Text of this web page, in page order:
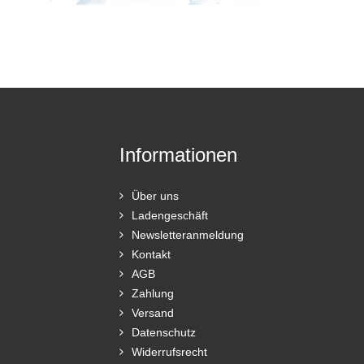
Informationen
Über uns
Ladengeschäft
Newsletteranmeldung
Kontakt
AGB
Zahlung
Versand
Datenschutz
Widerrufsrecht